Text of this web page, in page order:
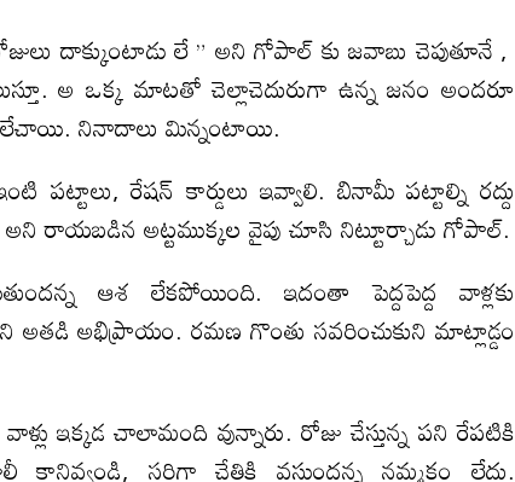
దాక్కుంటాడు లే ” అని గోపాల్ కు జవాబు చెపుతూనే ,
అ ఒక్క మాటతో చెల్లాచెదురుగా ఉన్న జనం అందరూ
పైకి లేచాయి. నినాదాలు మిన్నంటాయి.
పట్టాలు, రేషన్ కార్డులు ఇవ్వాలి. బినామీ పట్టాల్ని రద్దు
రాయబడిన అట్టముక్కల వైపు చూసి నిట్టూర్చాడు గోపాల్.
ఆశ లేకపోయింది. ఇదంతా పెద్దపెద్ద వాళ్లకు
అతడి అభిప్రాయం. రమణ గొంతు సవరించుకుని మాట్లాడ్డం
ఇక్కడ చాలామంది వున్నారు. రోజు చేస్తున్న పని రేపటికి
కానివ్వండి, సరిగ్గా చేతికి వస్తుందన్న నమ్మకం లేదు.